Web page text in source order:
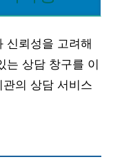
신뢰성을 고려해
는 상담 창구를 이
의 상담 서비스